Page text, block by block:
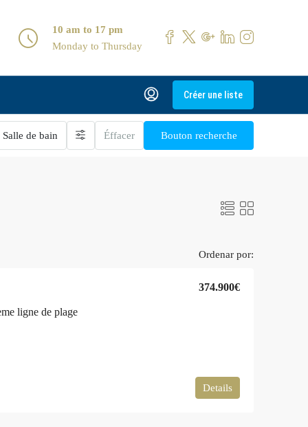
10 am to 17 pm
Monday to Thursday
Créer une liste
Salle de bain Éffacer Bouton recherche
Ordenar por:
ligne de plage
374.900€
Details